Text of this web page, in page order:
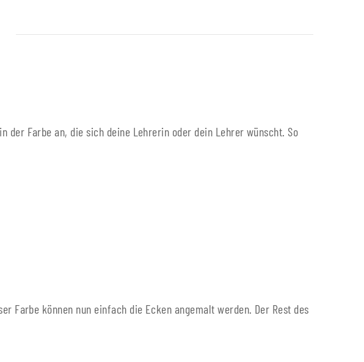
Farbe an, die sich deine Lehrerin oder dein Lehrer wünscht. So
Farbe können nun einfach die Ecken angemalt werden. Der Rest des